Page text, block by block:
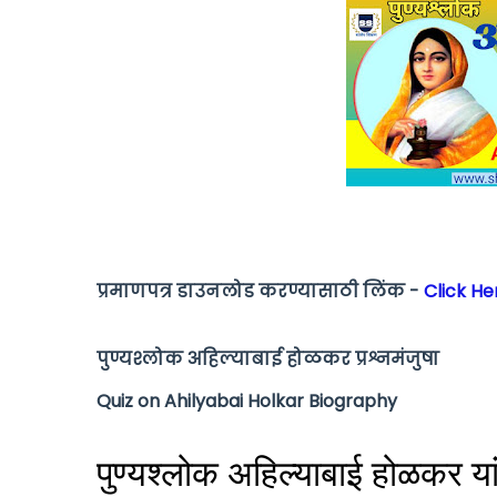
प्रमाणपत्र डाउनलोड करण्यासाठी लिंक - Click
पुण्यश्लोक अहिल्याबाई होळकरप्रश्नमंजुषा
Quiz on Ahilyabai Holkar Biography